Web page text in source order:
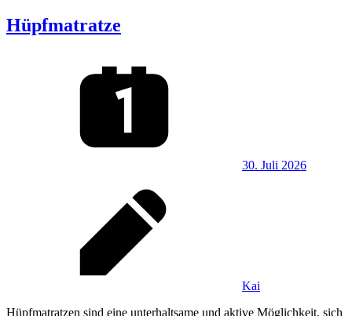
Hüpfmatratze
30. Juli 2026
Kai
Hüpfmatratzen sind eine unterhaltsame und aktive Möglichkeit, sich